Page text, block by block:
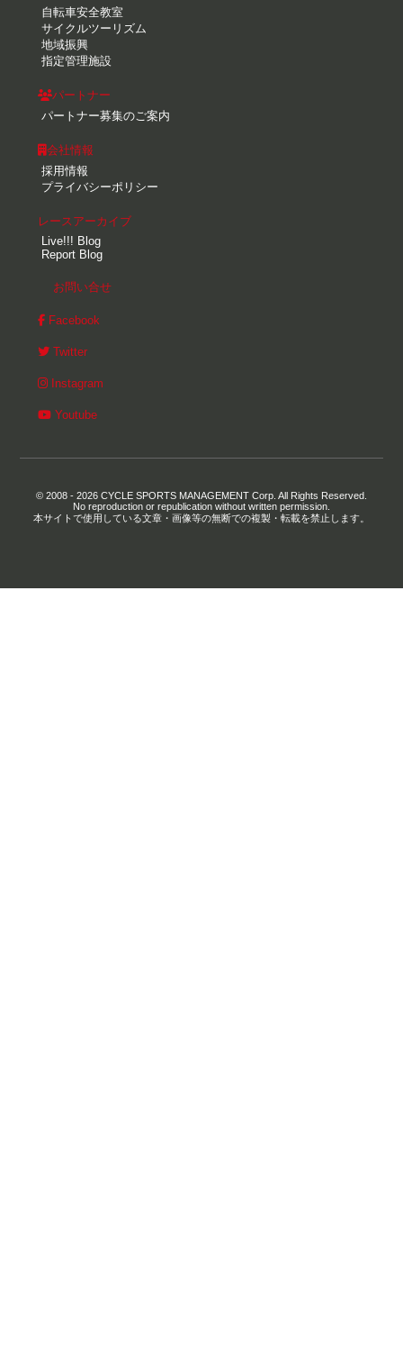
自転車安全教室
サイクルツーリズム
地域振興
指定管理施設
パートナー
パートナー募集のご案内
会社情報
採用情報
プライバシーポリシー
レースアーカイブ
Live!!! Blog
Report Blog
お問い合せ
Facebook
Twitter
Instagram
Youtube
© 2008 - 2026 CYCLE SPORTS MANAGEMENT Corp. All Rights Reserved.
No reproduction or republication without written permission.
本サイトで使用している文章・画像等の無断での複製・転載を禁止します。